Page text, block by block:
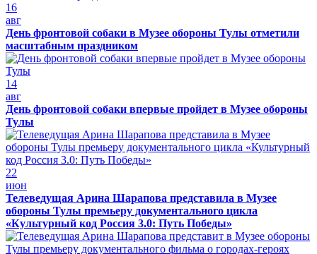
16
авг
День фронтовой собаки в Музее обороны Тулы отметили
масштабным праздником
14
авг
День фронтовой собаки впервые пройдет в Музее обороны
Тулы
22
июн
Телеведущая Арина Шарапова представила в Музее
обороны Тулы премьеру документального цикла
«Культурный код Россия 3.0: Путь Победы»